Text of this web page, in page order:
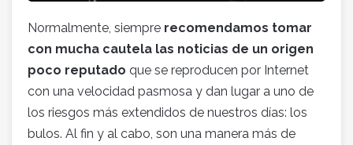
Normalmente, siempre recomendamos tomar
con mucha cautela las noticias de un origen
poco reputado que se reproducen por Internet
con una velocidad pasmosa y dan lugar a uno de
los riesgos más extendidos de nuestros días: los
bulos. Al fin y al cabo, son una manera más de